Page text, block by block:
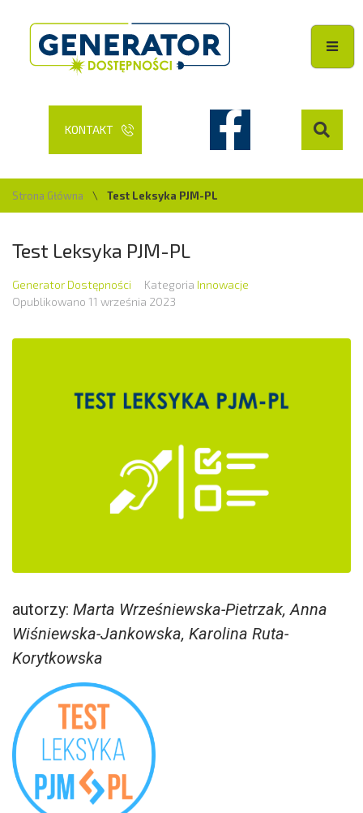
KONTAKT
Strona Główna \ Test Leksyka PJM-PL
Test Leksyka PJM-PL
Generator Dostępności Kategoria Innowacje
Opublikowano 11 września 2023
autorzy: Marta Wrześniewska-Pietrzak, Anna
Wiśniewska-Jankowska, Karolina Ruta-
Korytkowska